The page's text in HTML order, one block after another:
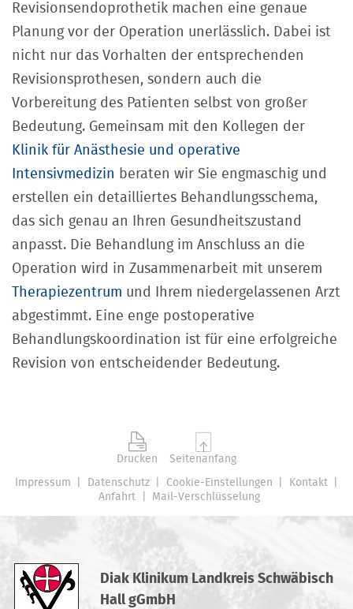
Revisionsendoprothetik machen eine genaue
Planung vor der Operation unerlässlich. Dabei ist
nicht nur das Vorhalten der entsprechenden
Revisionsprothesen, sondern auch die
Vorbereitung des Patienten selbst von großer
Bedeutung. Gemeinsam mit den Kollegen der
Klinik für Anästhesie und operative
Intensivmedizin beraten wir Sie engmaschig und
erstellen ein detailliertes Behandlungsschema,
das sich genau an Ihren Gesundheitszustand
anpasst. Die Behandlung im Anschluss an die
Operation wird in Zusammenarbeit mit unserem
Therapiezentrum und Ihrem niedergelassenen Arzt
abgestimmt. Eine enge postoperative
Behandlungskoordination ist für eine erfolgreiche
Revision von entscheidender Bedeutung.
Impressum Datenschutz Cookie-Einstellungen
Kontakt
Anfahrt
Mail-Verschlüsselung
Drucken Seitenanfang
Diak Klinikum Landkreis Schwäbisch
Hall gGmbH